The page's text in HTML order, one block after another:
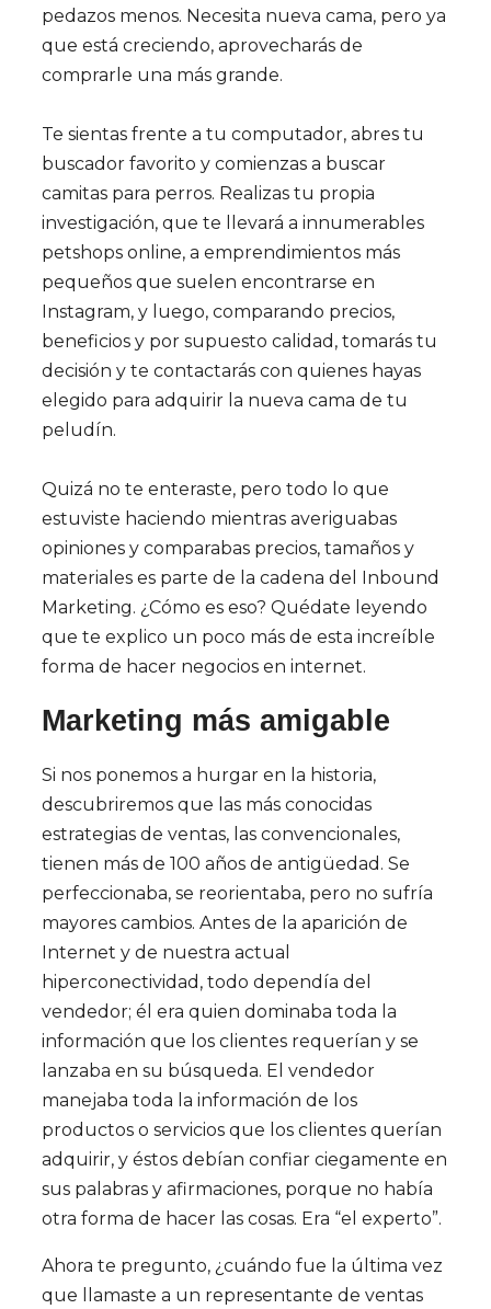
pedazos menos. Necesita nueva cama, pero ya
que está creciendo, aprovecharás de
comprarle una más grande.
Te sientas frente a tu computador, abres tu
buscador favorito y comienzas a buscar
camitas para perros. Realizas tu propia
investigación, que te llevará a innumerables
petshops online, a emprendimientos más
pequeños que suelen encontrarse en
Instagram, y luego, comparando precios,
beneficios y por supuesto calidad, tomarás tu
decisión y te contactarás con quienes hayas
elegido para adquirir la nueva cama de tu
peludín.
Quizá no te enteraste, pero todo lo que
estuviste haciendo mientras averiguabas
opiniones y comparabas precios, tamaños y
materiales es parte de la cadena del Inbound
Marketing. ¿Cómo es eso? Quédate leyendo
que te explico un poco más de esta increíble
forma de hacer negocios en internet.
Marketing más amigable
Si nos ponemos a hurgar en la historia,
descubriremos que las más conocidas
estrategias de ventas, las convencionales,
tienen más de 100 años de antigüedad. Se
perfeccionaba, se reorientaba, pero no sufría
mayores cambios. Antes de la aparición de
Internet y de nuestra actual
hiperconectividad, todo dependía del
vendedor; él era quien dominaba toda la
información que los clientes requerían y se
lanzaba en su búsqueda. El vendedor
manejaba toda la información de los
productos o servicios que los clientes querían
adquirir, y éstos debían confiar ciegamente en
sus palabras y afirmaciones, porque no había
otra forma de hacer las cosas. Era “el experto”.
Ahora te pregunto, ¿cuándo fue la última vez
que llamaste a un representante de ventas